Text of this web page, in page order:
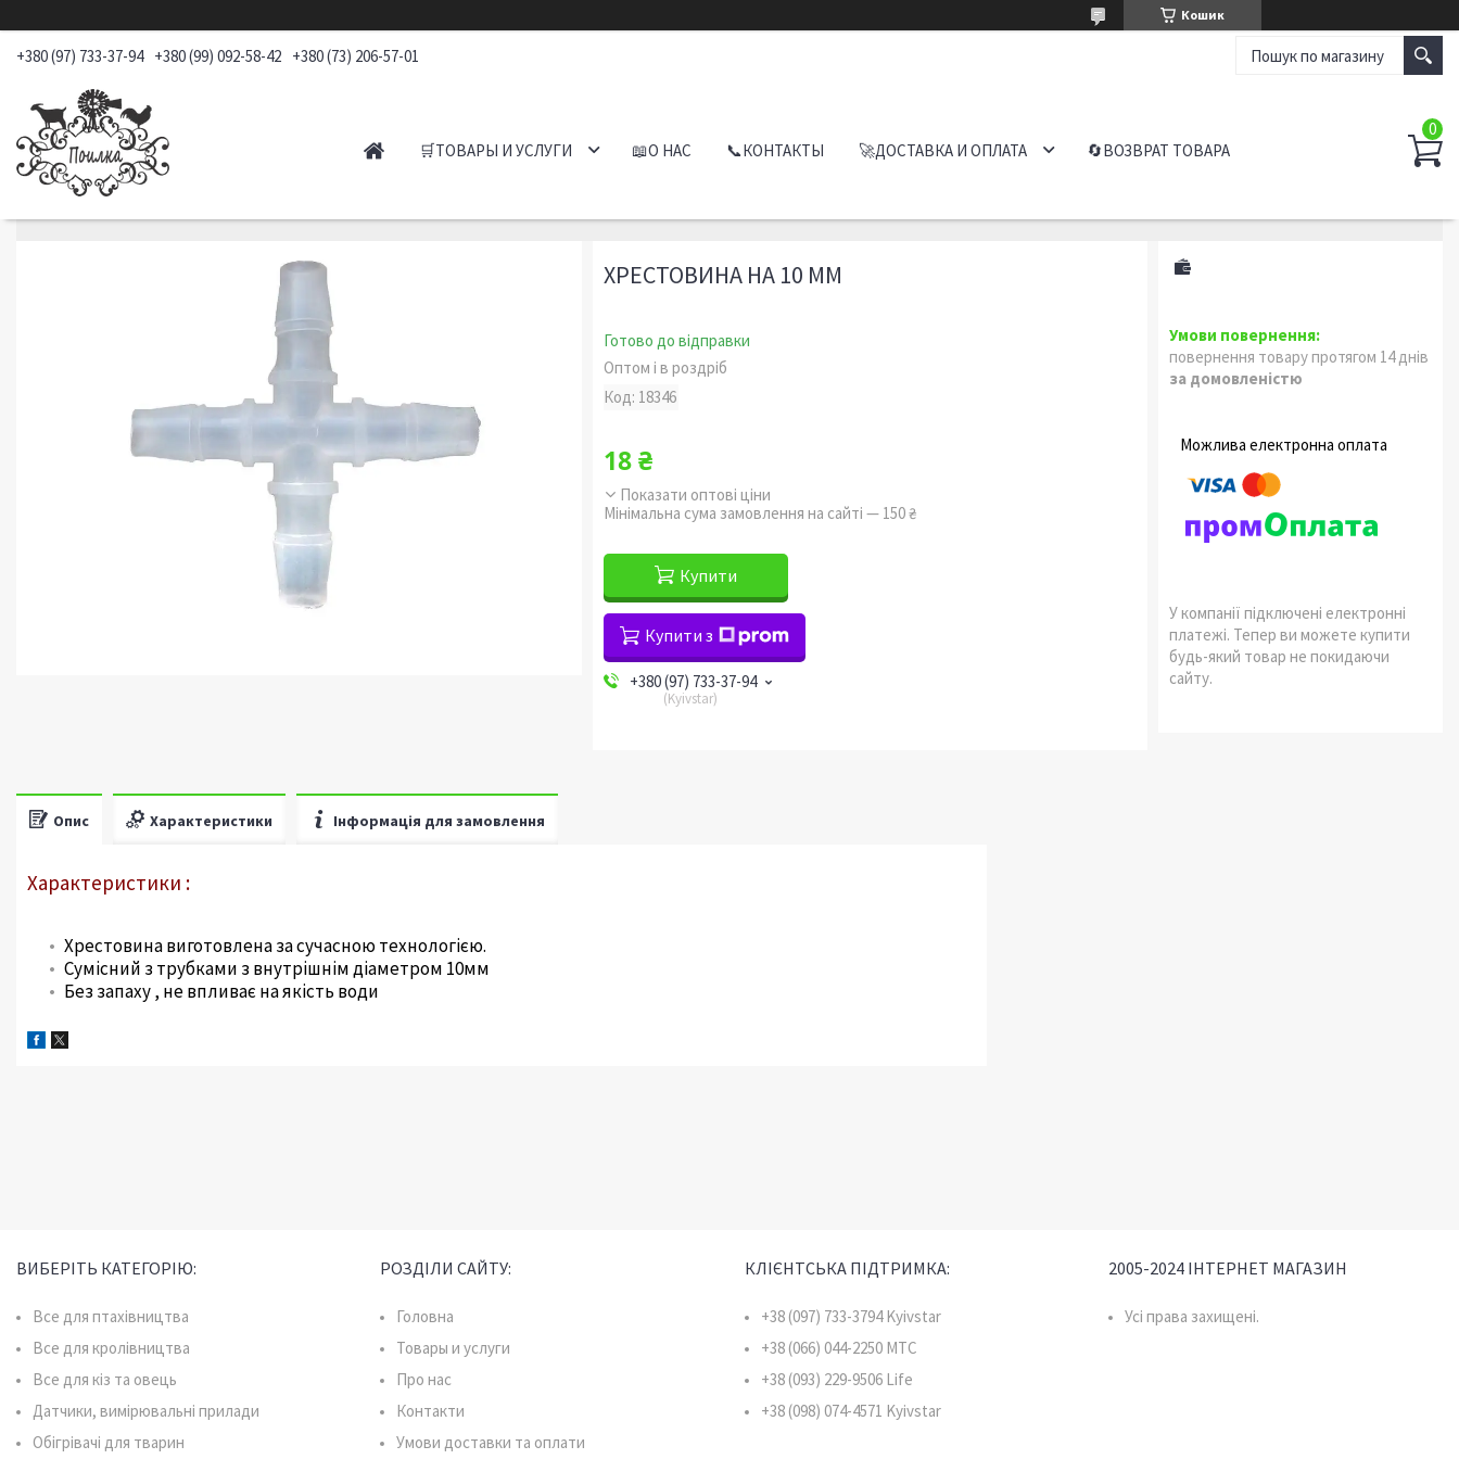
Кошик
+380 (97) 733-37-94 +380 (99) 092-58-42 +380 (73) 206-57-01
🛒ТОВАРЫ И УСЛУГИ 📖О НАС 📞КОНТАКТЫ 🚀ДОСТАВКА И ОПЛАТА 🔄ВОЗВРАТ ТОВАРА
ХРЕСТОВИНА НА 10 ММ
Готово до відправки
Оптом і в роздріб
Код: 18346
18 ₴
Показати оптові ціни
Мінімальна сума замовлення на сайті — 150 ₴
Купити
Купити з
+380 (97) 733-37-94
Kyivstar
повернення товару протягом 14 днів
за домовленістю
У компанії підключені електронні
платежі. Тепер ви можете купити
будь-який товар не покидаючи
сайту.
Опис Характеристики Інформація для замовлення
Характеристики :
Хрестовина виготовлена за сучасною технологією.
Сумісний з трубками з внутрішнім діаметром 10мм
Без запаху , не впливає на якість води
ВИБЕРІТЬ КАТЕГОРІЮ:
Все для птахівництва
Все для кролівництва
Все для кіз та овець
Датчики, вимірювальні прилади
Обігрівачі для тварин
РОЗДІЛИ САЙТУ:
Головна
Товары и услуги
Про нас
Контакти
Умови доставки та оплати
КЛІЄНТСЬКА ПІДТРИМКА:
+38 (097) 733-3794 Kyivstar
+38 (066) 044-2250 MTC
+38 (093) 229-9506 Life
+38 (098) 074-4571 Kyivstar
2005-2024 ІНТЕРНЕТ МАГАЗИН
Усі права захищені.